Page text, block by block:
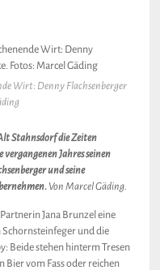
Wirt: Denny Flachsenberger
Stahnsdorf die Zeiten
Jahres seinen
und seine
Von Marcel Gäding.
Jana Brunzel eine
und die
Beide stehen hinterm Tresen
Bier vom Fass oder reichen